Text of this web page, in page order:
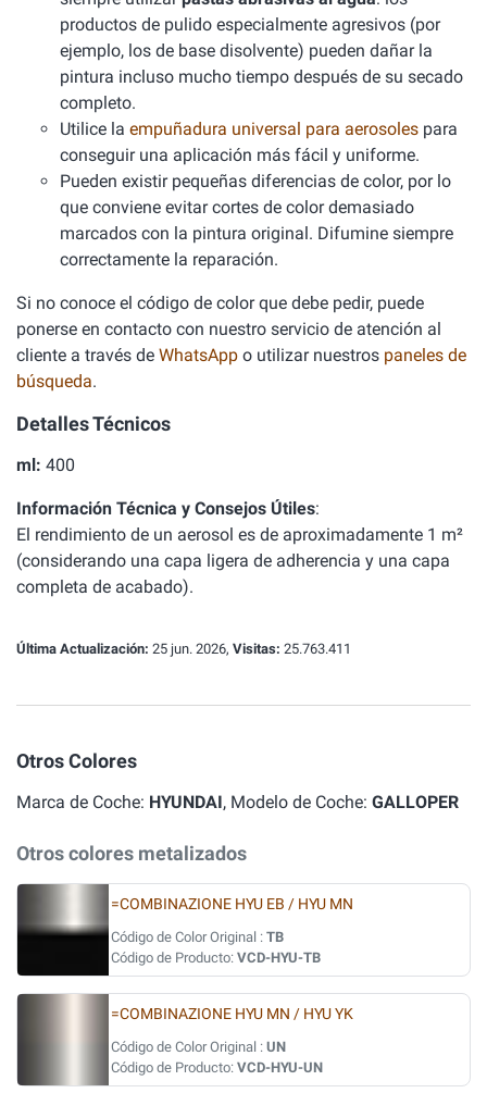
productos de pulido especialmente agresivos (por
ejemplo, los de base disolvente) pueden dañar la
pintura incluso mucho tiempo después de su secado
completo.
Utilice la empuñadura universal para aerosoles para
conseguir una aplicación más fácil y uniforme.
Pueden existir pequeñas diferencias de color, por lo
que conviene evitar cortes de color demasiado
marcados con la pintura original. Difumine siempre
correctamente la reparación.
Si no conoce el código de color que debe pedir, puede
ponerse en contacto con nuestro servicio de atención al
cliente a través de WhatsApp o utilizar nuestros paneles de
búsqueda.
Detalles Técnicos
ml: 400
Información Técnica y Consejos Útiles:
El rendimiento de un aerosol es de aproximadamente 1 m²
(considerando una capa ligera de adherencia y una capa
completa de acabado).
Última Actualización: 25 jun. 2026, Visitas: 25.763.411
Otros Colores
Marca de Coche: HYUNDAI, Modelo de Coche: GALLOPER
Otros colores metalizados
=COMBINAZIONE HYU EB / HYU MN
Código de Color Original : TB
Código de Producto: VCD-HYU-TB
=COMBINAZIONE HYU MN / HYU YK
Código de Color Original : UN
Código de Producto: VCD-HYU-UN